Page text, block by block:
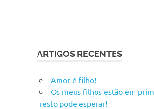
ARTIGOS RECENTES
Amor é filho!
Os meus filhos estão em
resto pode esperar!